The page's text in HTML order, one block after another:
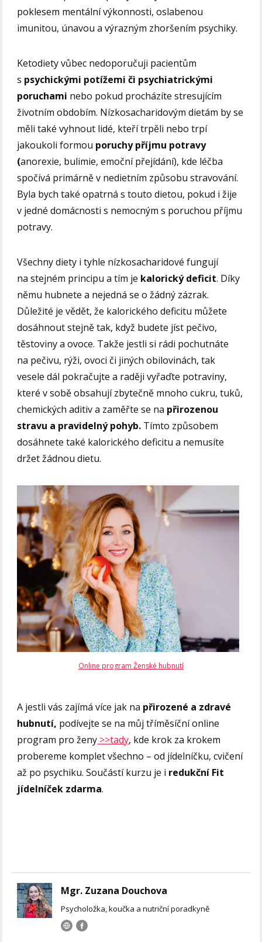
poklesem mentální výkonnosti, oslabenou
imunitou, únavou a výrazným zhoršením psychiky.
Ketodiety vůbec nedoporučuji pacientům
s psychickými potížemi či psychiatrickými
poruchami nebo pokud procházíte stresujícím
životním obdobím. Nízkosacharidovým dietám by se
měli také vyhnout lidé, kteří trpěli nebo trpí
jakoukoli formou poruchy příjmu potravy
(anorexie, bulimie, emoční přejídání), kde léčba
spočívá primárně v nedietním způsobu stravování.
Byla bych také opatrná s touto dietou, pokud i žije
v jedné domácnosti s nemocným s poruchou příjmu
potravy.
Všechny diety i tyhle nízkosacharidové fungují
na stejném principu a tím je kalorický deficit. Díky
němu hubnete a nejedná se o žádný zázrak.
Důležité je vědět, že kalorického deficitu můžete
dosáhnout stejně tak, když budete jíst pečivo,
těstoviny a ovoce. Takže jestli si rádi pochutnáte
na pečivu, rýži, ovoci či jiných obilovinách, tak
vesele dál pokračujte a raději vyřaďte potraviny,
které v sobě obsahují zbytečně mnoho cukru, tuků,
chemických aditiv a zaměřte se na přirozenou
stravu a pravidelný pohyb. Tímto způsobem
dosáhnete také kalorického deficitu a nemusíte
držet žádnou dietu.
Online program Ženské hubnutí
A jestli vás zajímá více jak na přirozené a zdravé
hubnutí, podívejte se na můj tříměsíční online
program pro ženy >>tady, kde krok za krokem
probereme komplet všechno – od jídelníčku, cvičení
až po psychiku. Součástí kurzu je i redukční Fit
jídelníček zdarma.
Mgr. Zuzana Douchova
Psycholožka, koučka a nutriční poradkyně